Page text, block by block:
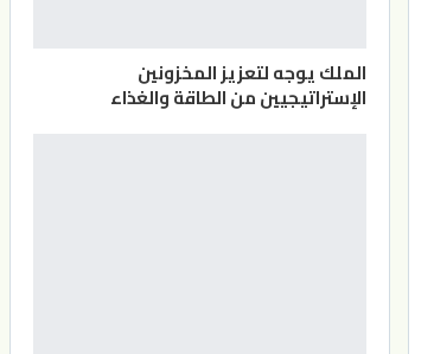
الملك يوجه لتعزيز المخزونين
الإستراتيجيين من الطاقة والغذاء